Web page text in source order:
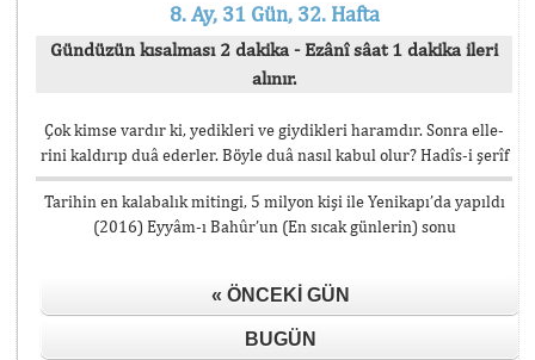
8. Ay, 31 Gün, 32. Hafta
Gündüzün kısalması 2 dakika - Ezânî sâat 1 dakika ileri
alınır.
Çok kimse vardır ki, yedikleri ve giydikleri haramdır. Sonra elle-
rini kaldırıp duâ ederler. Böyle duâ nasıl kabul olur? Hadîs-i şerîf
Tarihin en kalabalık mitingi, 5 milyon kişi ile Yenikapı’da yapıldı
(2016) Eyyâm-ı Bahûr’un (En sıcak günlerin) sonu
« ÖNCEKI GÜN
BUGÜN